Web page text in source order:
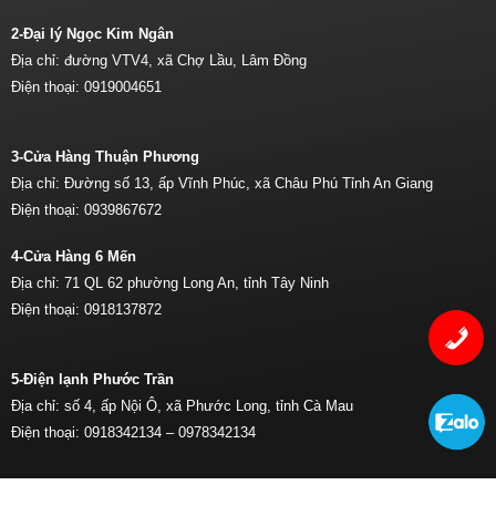
2-Đại lý Ngọc Kim Ngân
Địa chỉ: đường VTV4, xã Chợ Lầu, Lâm Đồng
Điện thoại: 0919004651
3-Cửa Hàng Thuận Phương
Địa chỉ: Đường số 13, ấp Vĩnh Phúc, xã Châu Phú Tỉnh An Giang
Điện thoại: 0939867672
4-Cửa Hàng 6 Mến
Địa chỉ: 71 QL 62 phường Long An, tỉnh Tây Ninh
Điện thoại: 0918137872
5-Điện lạnh Phước Trần
Địa chỉ: số 4, ấp Nội Ô, xã Phước Long, tỉnh Cà Mau
Điện thoại: 0918342134 – 0978342134